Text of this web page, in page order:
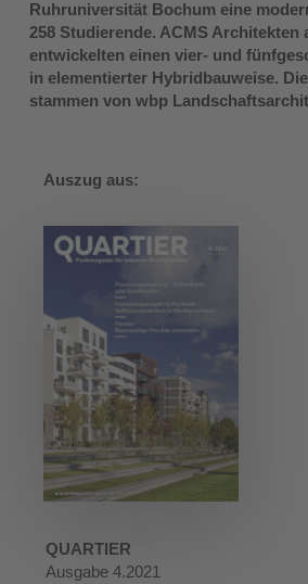
Ruhruniversität Bochum eine
258 Studierende. ACMS Architekten
entwickelten einen vier- und
in elementierter Hybridbauweise.
stammen von wbp
Auszug aus:
QUARTIER
Ausgabe 4.2021